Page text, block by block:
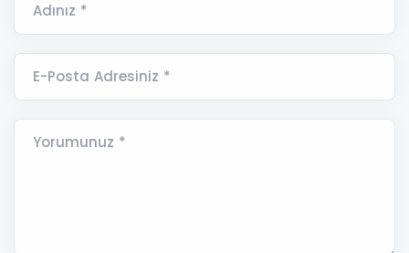
Adınız *
E-Posta Adresiniz *
Yorumunuz *